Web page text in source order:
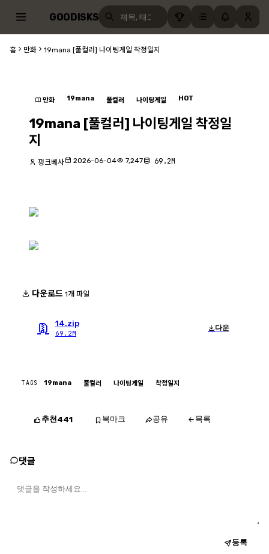
GOODISKS
홈 만화 19mana [풀컬러] 나이팅게일 착정일지
만화 19mana 풀컬러 나이팅게일 HOT
19mana [풀컬러] 나이팅게일 착정일
지
펑크베사 2026-06-04 7,247 69.2M
다운로드 1개 파일
14.zip
69.2M
다운
TAGS 19mana 풀컬러 나이팅게일 착정일지
추천441 북마크 공유 목록
댓글
등록